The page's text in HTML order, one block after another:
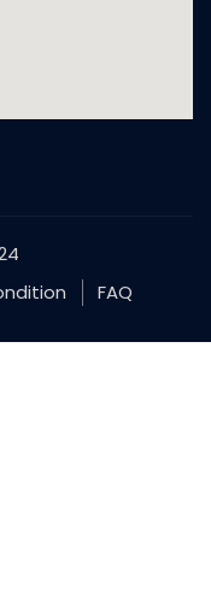
FAQ